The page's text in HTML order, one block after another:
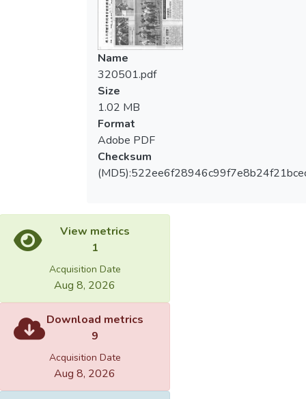
Name
320501.pdf
Size
1.02 MB
Format
Adobe PDF
Checksum
View metrics
1
Acquisition Date
Aug 8, 2026
Download metrics
9
Acquisition Date
Aug 8, 2026